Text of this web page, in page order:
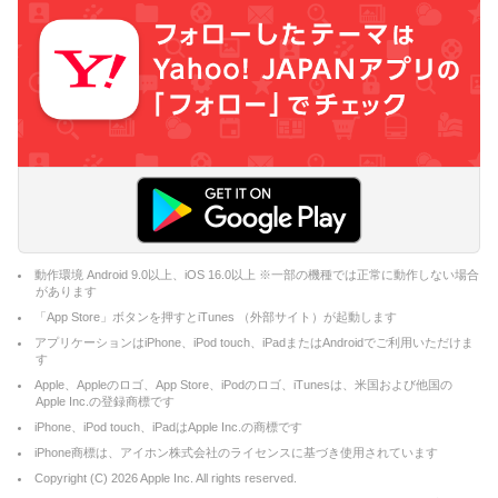
動作環境 Android 9.0以上、iOS 16.0以上 ※一部の機種では正常に動作しない場合
があります
「App Store」ボタンを押すとiTunes （外部サイト）が起動します
アプリケーションはiPhone、iPod touch、iPadまたはAndroidでご利用いただけま
す
Apple、Appleのロゴ、App Store、iPodのロゴ、iTunesは、米国および他国の
Apple Inc.の登録商標です
iPhone、iPod touch、iPadはApple Inc.の商標です
iPhone商標は、アイホン株式会社のライセンスに基づき使用されています
Copyright (C) 2026Apple Inc. All rights reserved.